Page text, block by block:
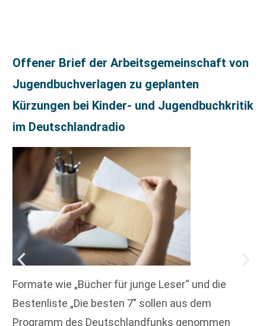
Offener Brief der Arbeitsgemeinschaft von
Jugendbuchverlagen zu geplanten
Kürzungen bei Kinder- und Jugendbuchkritik
im Deutschlandradio
Formate wie „Bücher für junge Leser“ und die
Bestenliste „Die besten 7″ sollen aus dem
Programm des Deutschlandfunks genommen